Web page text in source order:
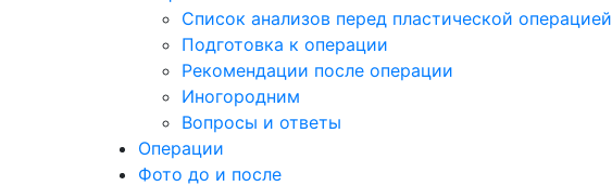
Список анализов перед пластической операцией
Подготовка к операции
Рекомендации после операции
Иногородним
Вопросы и ответы
Операции
Фото до и после